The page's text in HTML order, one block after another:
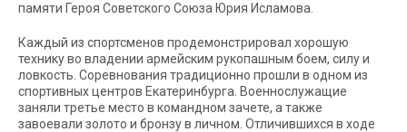
памяти Героя Советского Союза Юрия Исламова.
Каждый из спортсменов продемонстрировал хорошую
технику во владении армейским рукопашным боем, силу и
ловкость. Соревнования традиционно прошли в одном из
спортивных центров Екатеринбурга. Военнослужащие
заняли третье место в командном зачете, а также
завоевали золото и бронзу в личном. Отличившихся в ходе